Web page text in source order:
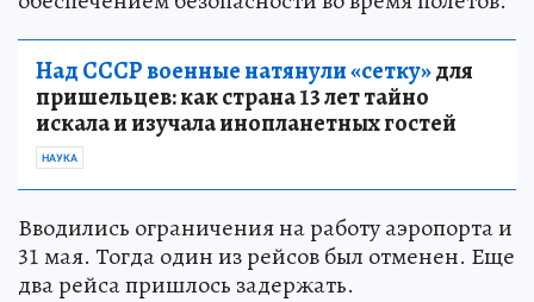
Над СССР военные натянули «сетку»для
пришельцев: как страна 13 лет тайно
искала и изучала инопланетных гостей
НАУКА
Вводились ограничения на работу аэропорта и
31 мая. Тогда один из рейсов был отменен. Еще
два рейса пришлось задержать.